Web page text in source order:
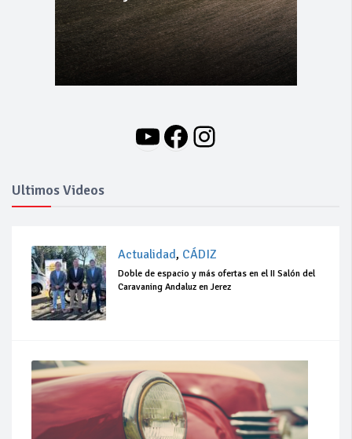
YouTube
Facebook
Instagram
Ultimos Videos
Actualidad, CÁDIZ
Doble de espacio y más ofertas en el II Salón del
Caravaning Andaluz en Jerez